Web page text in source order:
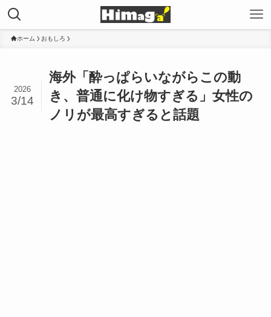
ホーム おもしろ
海外「酔っぱらいながらこの動
き、普通に化け物すぎる」女性の
ノリが最高すぎると話題
2026
3/14